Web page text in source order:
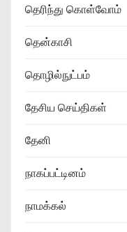
தெரிந்து கொள்வோம்
தென்காசி
தொழில்நுட்பம்
தேசிய செய்திகள்
தேனி
நாகப்பட்டினம்
நாமக்கல்